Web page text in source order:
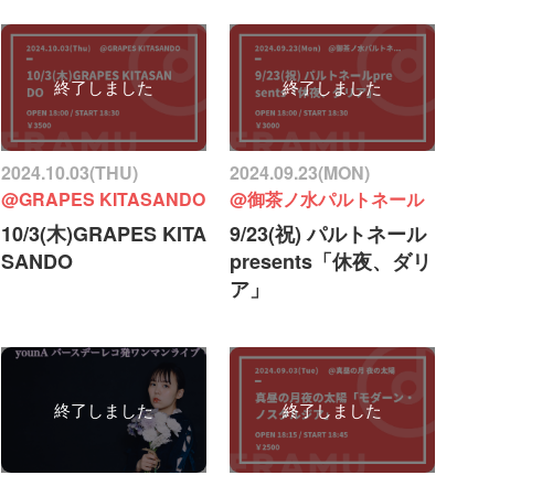
終了しました
2024.10.03(THU)
@GRAPES KITASANDO
10/3(木)GRAPES KITA
SANDO
終了しました
2024.09.23(MON)
@御茶ノ水パルトネール
9/23(祝) パルトネール
presents「休夜、ダリ
ア」
終了しました 終了しました